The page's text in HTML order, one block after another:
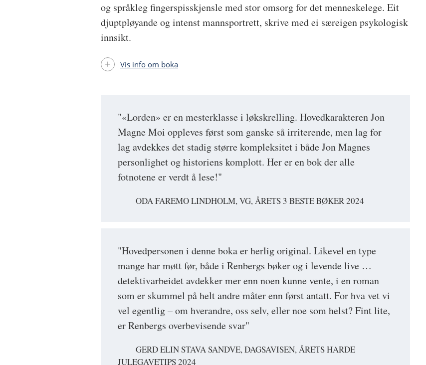
"«Lorden» er en mesterklasse i løkskrelling. Hovedkarakteren Jon
Magne Moi oppleves først som ganske så irriterende, men lag for
lag avdekkes det stadig større kompleksitet i både Jon Magnes
personlighet og historiens komplott. Her er en bok der alle
fotnotene er verdt å lese!"
ODA FAREMO LINDHOLM, VG, ÅRETS 3 BESTE BØKER 2024
"Hovedpersonen i denne boka er herlig original. Likevel en type
mange har møtt før, både i Renbergs bøker og i levende live …
detektivarbeidet avdekker mer enn noen kunne vente, i en roman
som er skummel på helt andre måter enn først antatt. For hva vet vi
vel egentlig – om hverandre, oss selv, eller noe som helst? Fint lite,
er Renbergs overbevisende svar"
GERD ELIN STAVA SANDVE, DAGSAVISEN, ÅRETS HARDE
JULEGAVETIPS 2024
og språkleg fingerspisskjensle med stor omsorg for det menneskelege. Eit
djuptpløyande og intenst mannsportrett, skrive med ei særeigen psykologisk
innsikt.
Vis info om boka